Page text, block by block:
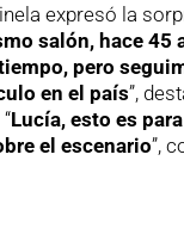
expresó la
salón, hace
pero
en el país”,
Lucía, esto es
el escenario”,